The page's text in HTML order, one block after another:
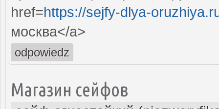
href=https://sejfy-dlya-
москва</a>
odpowiedz
Магазин сейфов